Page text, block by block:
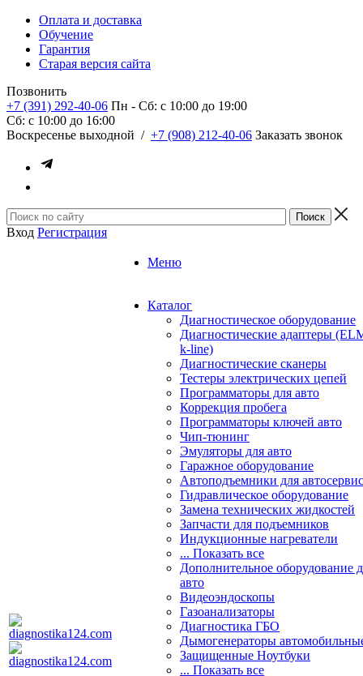
Оплата и доставка
Обучение
Гарантия
Старая версия сайта
Позвонить
+7 (391) 292-40-06 Пн - Сб: c 10:00 до 19:00
Сб: c 10:00 до 16:00
​Воскресенье выходной / +7 (908) 212-40-06 Заказать звонок
Вход Регистрация
Меню
Каталог
Диагностическое оборудование
Диагностические адаптеры
k-line)
Диагностические сканеры
Тестеры электрических цепей
Программаторы для авто
Коррекция пробега
Программаторы ключей авто
Чип-тюнинг
Эмуляторы для авто
Гаражное оборудование
Автоподъемники для
Гидравлическое оборудование
Замена технических жидкостей
Запчасти для подъемников
Индукционные нагреватели
... Показать все
Дополнительное оборудование
авто
Видеоэндоскопы
Газоанализаторы
Диагностика ГБО
Дымогенераторы
Защищенные Ноутбуки
... Показать все